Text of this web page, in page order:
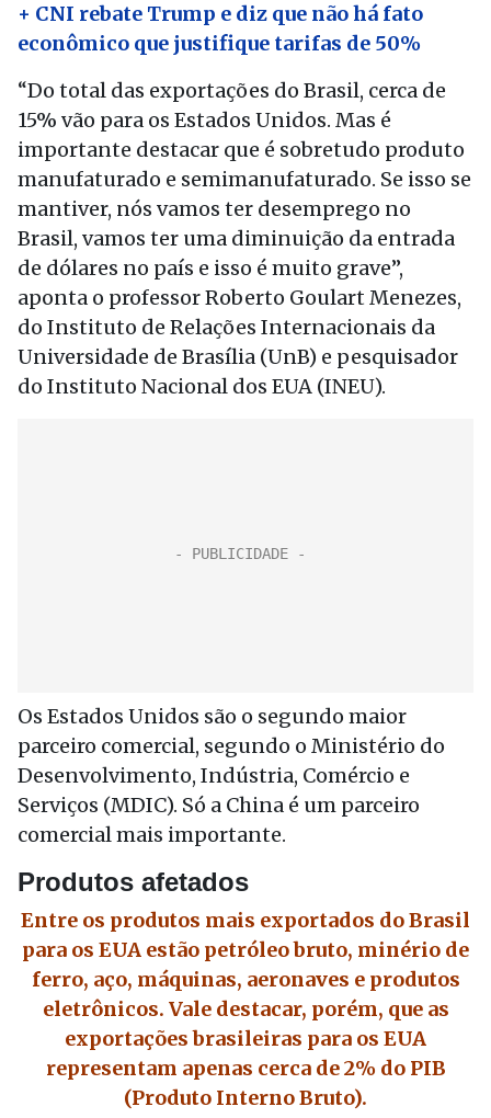
+ CNI rebate Trump e diz que não há fato
econômico que justifique tarifas de 50%
“Do total das exportações do Brasil, cerca de
15% vão para os Estados Unidos. Mas é
importante destacar que é sobretudo produto
manufaturado e semimanufaturado. Se isso se
mantiver, nós vamos ter desemprego no
Brasil, vamos ter uma diminuição da entrada
de dólares no país e isso é muito grave”,
aponta o professor Roberto Goulart Menezes,
do Instituto de Relações Internacionais da
Universidade de Brasília (UnB) e pesquisador
do Instituto Nacional dos EUA (INEU).
Os Estados Unidos são o segundo maior
parceiro comercial, segundo o Ministério do
Desenvolvimento, Indústria, Comércio e
Serviços (MDIC). Só a China é um parceiro
comercial mais importante.
Produtos afetados
Entre os produtos mais exportados do Brasil
para os EUA estão petróleo bruto, minério de
ferro, aço, máquinas, aeronaves e produtos
eletrônicos. Vale destacar, porém, que as
exportações brasileiras para os EUA
representam apenas cerca de 2% do PIB
(Produto Interno Bruto).